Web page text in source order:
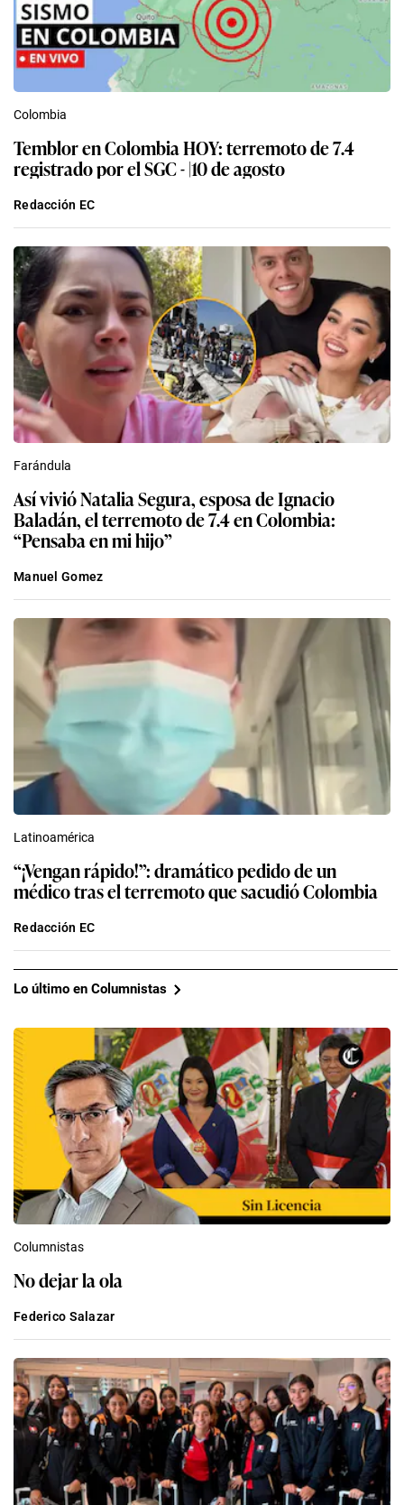
Colombia
Temblor en Colombia HOY: terremoto de 7.4
registrado por el SGC - |10 de agosto
Redacción EC
Farándula
Así vivió Natalia Segura, esposa de Ignacio
Baladán, el terremoto de 7.4 en Colombia:
“Pensaba en mi hijo”
Manuel Gomez
Latinoamérica
“¡Vengan rápido!”: dramático pedido de un
médico tras el terremoto que sacudió Colombia
Redacción EC
Lo último en Columnistas
Columnistas
No dejar la ola
Federico Salazar